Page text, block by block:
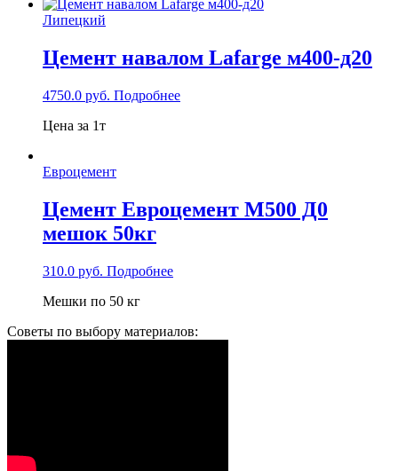
Липецкий
Цемент навалом Lafarge м400-д20
4750.0 руб. Подробнее
Цена за 1т
Евроцемент
Цемент Евроцемент М500 Д0
мешок 50кг
310.0 руб. Подробнее
Мешки по 50 кг
Советы по выбору материалов: